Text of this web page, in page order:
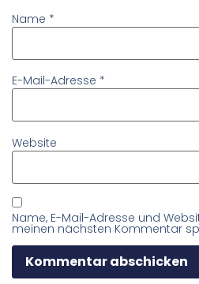
Name *
E-Mail-Adresse *
Website
Name, E-Mail-Adresse und
meinen nächsten Kommentar